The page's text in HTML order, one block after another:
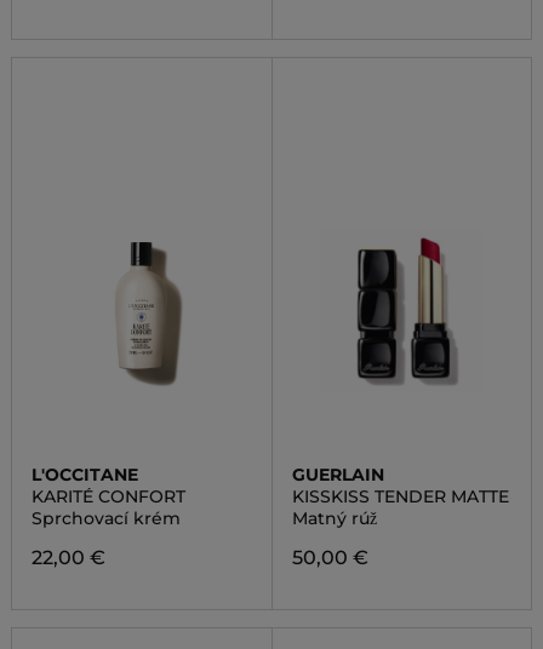
L'OCCITANE
KARITÉ CONFORT
Sprchovací krém
22,00 €
GUERLAIN
KISSKISS TENDER MATTE
Matný rúž
50,00 €